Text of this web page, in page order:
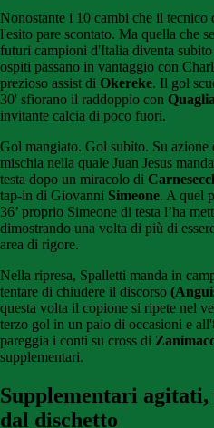
Nonostante i 10 cambi che il
l'esito pare scontato. Ma quella che
futuri campioni d'Italia diventa
ospiti passano in vantaggio con
prezioso assist di Okereke. Il gol
30' sfiorano il raddoppio con
invitante calcia di poco fuori.
Gol mangiato. Gol subìto. Su azione
mischia nella quale Juan Jesus
testa dopo un miracolo di
tap-in di Giovanni Simeone. A quel
36’ proprio Simeone di testa l’ha
dimostrando una volta di più di
area di rigore.
Nella ripresa, Spalletti manda in
tentare di chiudere il discorso
questa volta il copione si ripete nel
terzo gol in un paio di occasioni e
pareggia i conti su cross di
supplementari.
Supplementari
dal dischetto